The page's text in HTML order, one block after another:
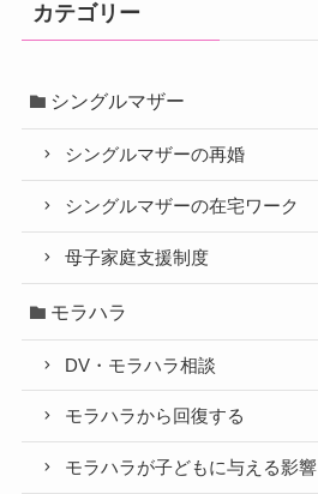
カテゴリー
シングルマザー
シングルマザーの再婚
シングルマザーの在宅ワーク
母子家庭支援制度
モラハラ
DV・モラハラ相談
モラハラから回復する
モラハラが子どもに与える影響